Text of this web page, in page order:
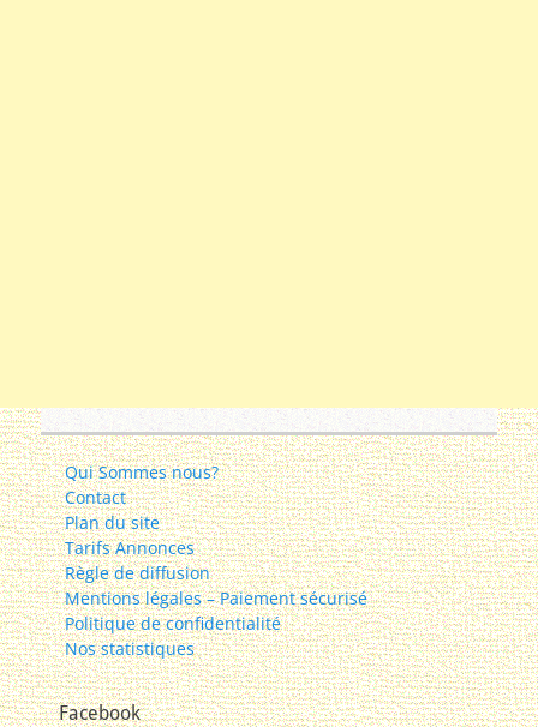
Qui Sommes nous?
Contact
Plan du site
Tarifs Annonces
Règle de diffusion
Mentions légales – Paiement sécurisé
Politique de confidentialité
Nos statistiques
Facebook